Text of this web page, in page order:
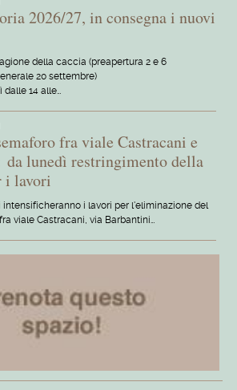
2026/27, in consegna i nuovi
della caccia (preapertura 2 e 6
20 settembre)
14 alle…
fra viale Castracani e
lunedì restringimento della
i lavori
intensificheranno i lavori per l'eliminazione del
viale Castracani, via Barbantini…